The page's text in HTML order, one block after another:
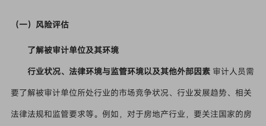
（一）风险评估
了解被审计单位及其环境
行业状况、法律环境与监管环境以及其他外部因素审计人员需
要了解被审计单位所处行业的市场竞争状况、行业发展趋势、相关
法律法规和监管要求等。例如，对于房地产行业，要关注国家的房